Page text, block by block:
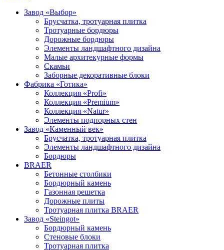
Завод «Выбор»
Брусчатка, тротуарная плитка
Тротуарные бордюры
Дорожные бордюры
Элементы ландшафтного дизайна
Малые архитекурные формы
Скамьи
Заборные декоративные блоки
Фабрика «Готика»
Коллекция «Profi»
Коллекция «Premium»
Коллекция «Natur»
Элементы подпорных стен
Завод «Каменный век»
Брусчатка, тротуарная плитка
Элементы ландшафтного дизайна
Бордюры
BRAER
Бетонные столбики
Бордюрный камень
Газонная решетка
Дорожные плиты
Тротуарная плитка BRAER
Завод «Steingot»
Бордюрный камень
Стеновые блоки
Тротуарная плитка